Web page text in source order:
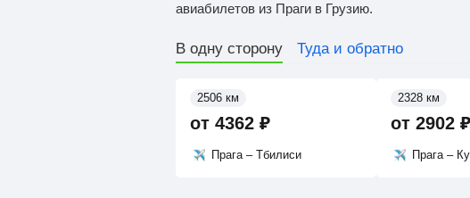
авиабилетов из Праги в Грузию.
В одну сторону Туда и обратно
от 4362 ₽
Прага – Тбилиси
2506 км
от 2902 ₽
Прага –
2328 км